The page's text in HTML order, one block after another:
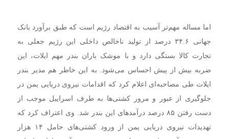
اما مساله مهم‌تر آسیب به اقتصاد رژیم است که طبق برآورد بانک
جهانی ۳۴.۶ درصد از تولید ناخالص داخلی این رژیم جعلی به
تجارت کالا بستگی دارد و با موشک باران بندر مهم ایلات، این
ضربه بیش از پیش احساس می‌شود. به‌ این خاطر هم مدیر بندر
ایلات طی مصاحبه‌ای اعلام کرد که اقدامات نیروی دریایی یمن در
جلوگیری از عبور و مرور کشتی‌ها به طرف اسراییل موجب از
دست رفتن ۸۵ درصد درآمدهای این بندر شد. وی اعتراف کرد که
تهدیدات نیروی دریایی یمن از ورود کشتی‌های حامل ۱۴ هزار